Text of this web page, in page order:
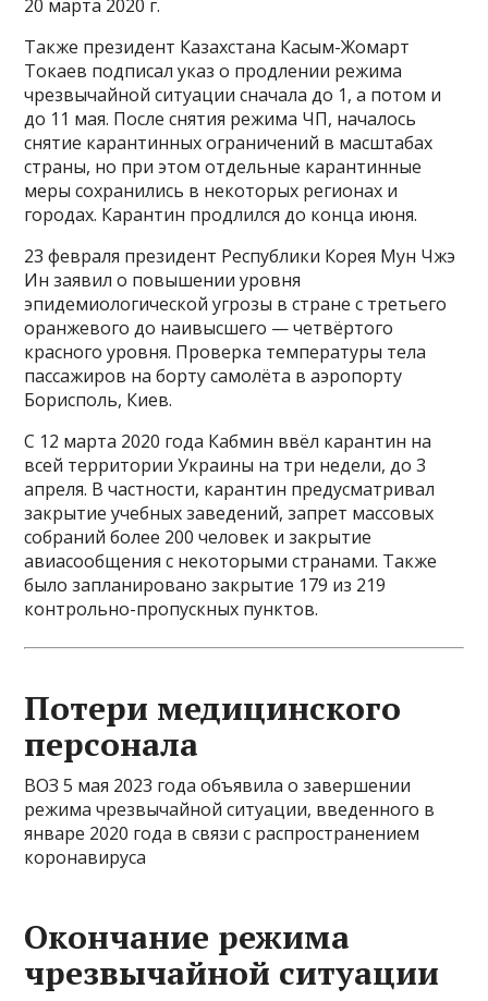
20 марта 2020 г.
Также президент Казахстана Касым-Жомарт
Токаев подписал указ о продлении режима
чрезвычайной ситуации сначала до 1, а потом и
до 11 мая. После снятия режима ЧП, началось
снятие карантинных ограничений в масштабах
страны, но при этом отдельные карантинные
меры сохранились в некоторых регионах и
городах. Карантин продлился до конца июня.
23 февраля президент Республики Корея Мун Чжэ
Ин заявил о повышении уровня
эпидемиологической угрозы в стране с третьего
оранжевого до наивысшего — четвёртого
красного уровня. Проверка температуры тела
пассажиров на борту самолёта в аэропорту
Борисполь, Киев.
С 12 марта 2020 года Кабмин ввёл карантин на
всей территории Украины на три недели, до 3
апреля. В частности, карантин предусматривал
закрытие учебных заведений, запрет массовых
собраний более 200 человек и закрытие
авиасообщения с некоторыми странами. Также
было запланировано закрытие 179 из 219
контрольно-пропускных пунктов.
Потери медицинского
персонала
ВОЗ 5 мая 2023 года объявила о завершении
режима чрезвычайной ситуации, введенного в
январе 2020 года в связи с распространением
коронавируса
Окончание режима
чрезвычайной ситуации